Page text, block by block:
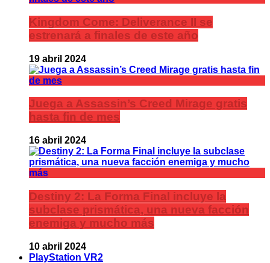
Kingdom Come: Deliverance II se
estrenará a finales de este año
19 abril 2024
Juega a Assassin’s Creed Mirage gratis
hasta fin de mes
16 abril 2024
Destiny 2: La Forma Final incluye la
subclase prismática, una nueva facción
enemiga y mucho más
10 abril 2024
PlayStation VR2